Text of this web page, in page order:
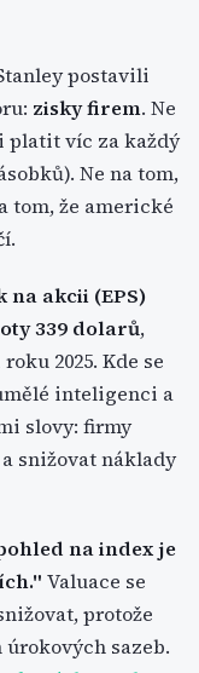
postavili
zisky firem. Ne
platit víc za každý
Ne na tom,
tom, že americké
na akcii (EPS)
339 dolarů,
2025. Kde se
inteligenci a
slovy: firmy
snižovat náklady
na index je
Valuace se
protože
sazeb.